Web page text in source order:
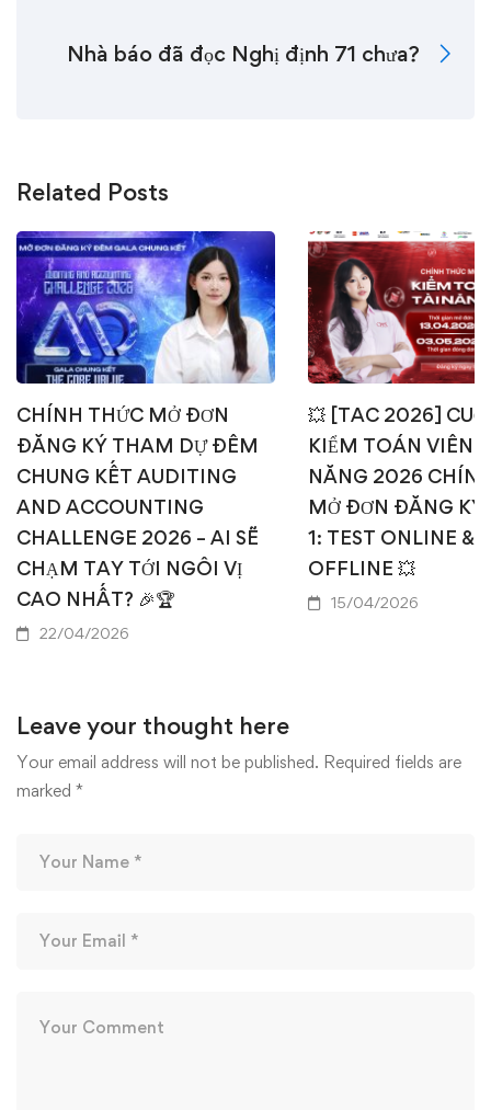
Nhà báo đã đọc Nghị định 71 chưa?
Related Posts
CHÍNH THỨC MỞ ĐƠN
ĐĂNG KÝ THAM DỰ ĐÊM
CHUNG KẾT AUDITING
AND ACCOUNTING
CHALLENGE 2026 – AI SẼ
CHẠM TAY TỚI NGÔI VỊ
CAO NHẤT? 🎉🏆
22/04/2026
💥 [TAC 2026]
KIỂM TOÁN VIÊN
NĂNG 2026
MỞ ĐƠN ĐĂNG KÝ
1: TEST ONLINE &
OFFLINE 💥
15/04/2026
Leave your thought here
Your email address will not be published. Required fields are
marked *